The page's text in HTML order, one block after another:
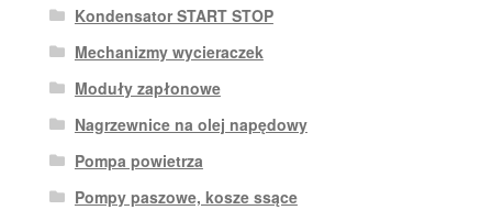
Kondensator START STOP
Mechanizmy wycieraczek
Moduły zapłonowe
Nagrzewnice na olej napędowy
Pompa powietrza
Pompy paszowe, kosze ssące